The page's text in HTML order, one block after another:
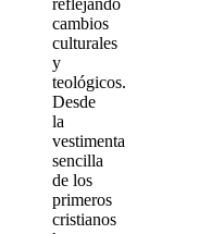
reflejando
cambios
culturales
y
teológicos.
Desde
la
vestimenta
sencilla
de los
primeros
cristianos